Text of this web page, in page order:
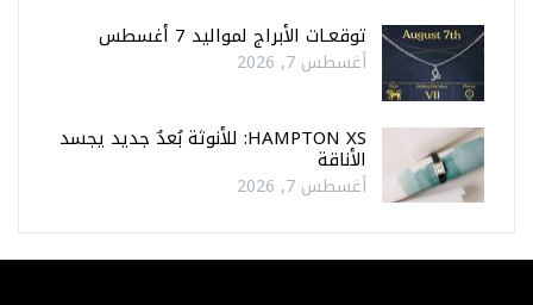
توقعـات الأبراج لمواليد 7 أغسطس
أغسطس 7, 2026
HAMPTON XS: للأنوثة بُعدٌ جديد يجسد
الأناقة
أغسطس 7, 2026